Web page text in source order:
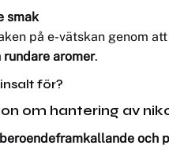
smak
på e-vätskan genom
aromer.
för?
om hantering av
och